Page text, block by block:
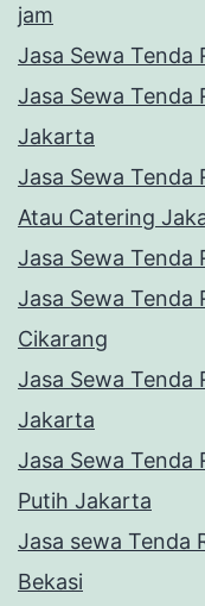
jam
Jasa Sewa Tenda
Jasa Sewa Tenda
Jakarta
Jasa Sewa Tenda
Atau Catering
Jasa Sewa Tenda
Jasa Sewa Tenda
Cikarang
Jasa Sewa Tenda
Jakarta
Jasa Sewa Tenda
Putih Jakarta
Jasa sewa Tenda
Bekasi